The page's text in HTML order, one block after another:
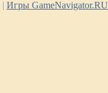
| Игры GameNavigator.RU